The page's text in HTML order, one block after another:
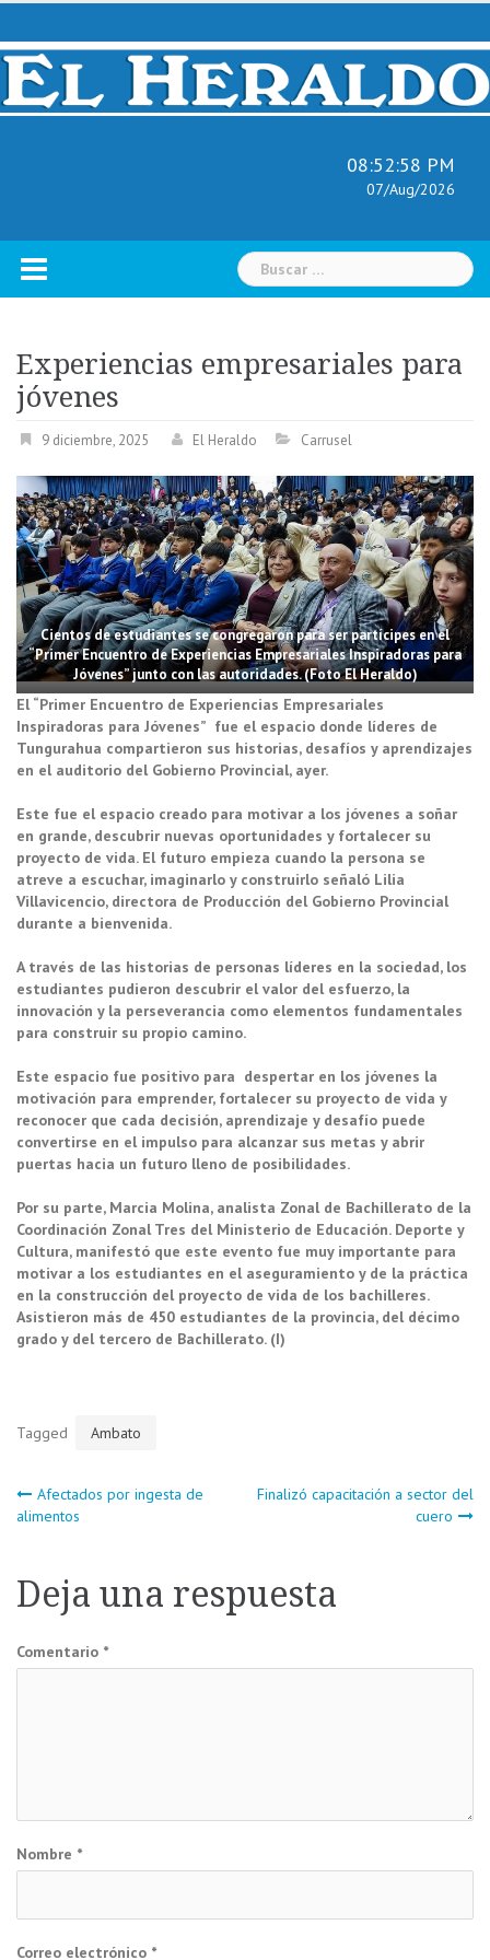
Skip
content
08:52:59 PM
07/Aug/2026
Buscar:
Experiencias empresariales para
jóvenes
9 diciembre, 2025 El Heraldo Carrusel
Cientos de estudiantes se congregaron para ser partícipes en el
“Primer Encuentro de Experiencias Empresariales Inspiradoras para
Jóvenes” junto con las autoridades. (Foto El Heraldo)
El “Primer Encuentro de Experiencias Empresariales
Inspiradoras para Jóvenes” fue el espacio donde líderes de
Tungurahua compartieron sus historias, desafíos y aprendizajes
en el auditorio del Gobierno Provincial, ayer.
Este fue el espacio creado para motivar a los jóvenes a soñar
en grande, descubrir nuevas oportunidades y fortalecer su
proyecto de vida. El futuro empieza cuando la persona se
atreve a escuchar, imaginarlo y construirlo señaló Lilia
Villavicencio, directora de Producción del Gobierno Provincial
durante a bienvenida.
A través de las historias de personas líderes en la sociedad, los
estudiantes pudieron descubrir el valor del esfuerzo, la
innovación y la perseverancia como elementos fundamentales
para construir su propio camino.
Este espacio fue positivo para despertar en los jóvenes la
motivación para emprender, fortalecer su proyecto de vida y
reconocer que cada decisión, aprendizaje y desafío puede
convertirse en el impulso para alcanzar sus metas y abrir
puertas hacia un futuro lleno de posibilidades.
Por su parte, Marcia Molina, analista Zonal de Bachillerato de la
Coordinación Zonal Tres del Ministerio de Educación. Deporte y
Cultura, manifestó que este evento fue muy importante para
motivar a los estudiantes en el aseguramiento y de la práctica
en la construcción del proyecto de vida de los bachilleres.
Asistieron más de 450 estudiantes de la provincia, del décimo
grado y del tercero de Bachillerato. (I)
Tagged Ambato
Navegación
entradas
Afectados por ingesta de
alimentos
Finalizó capacitación a sector del
cuero
Deja una respuesta
Comentario *
Nombre *
Correo electrónico *